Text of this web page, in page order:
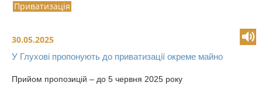
Приватизація
30.05.2025
У Глухові пропонують до приватизації окреме майно
Прийом пропозицій – до 5 червня 2025 року